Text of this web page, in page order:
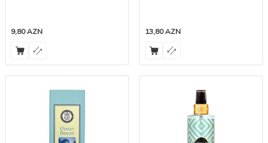
9,80AZN 13,80AZN